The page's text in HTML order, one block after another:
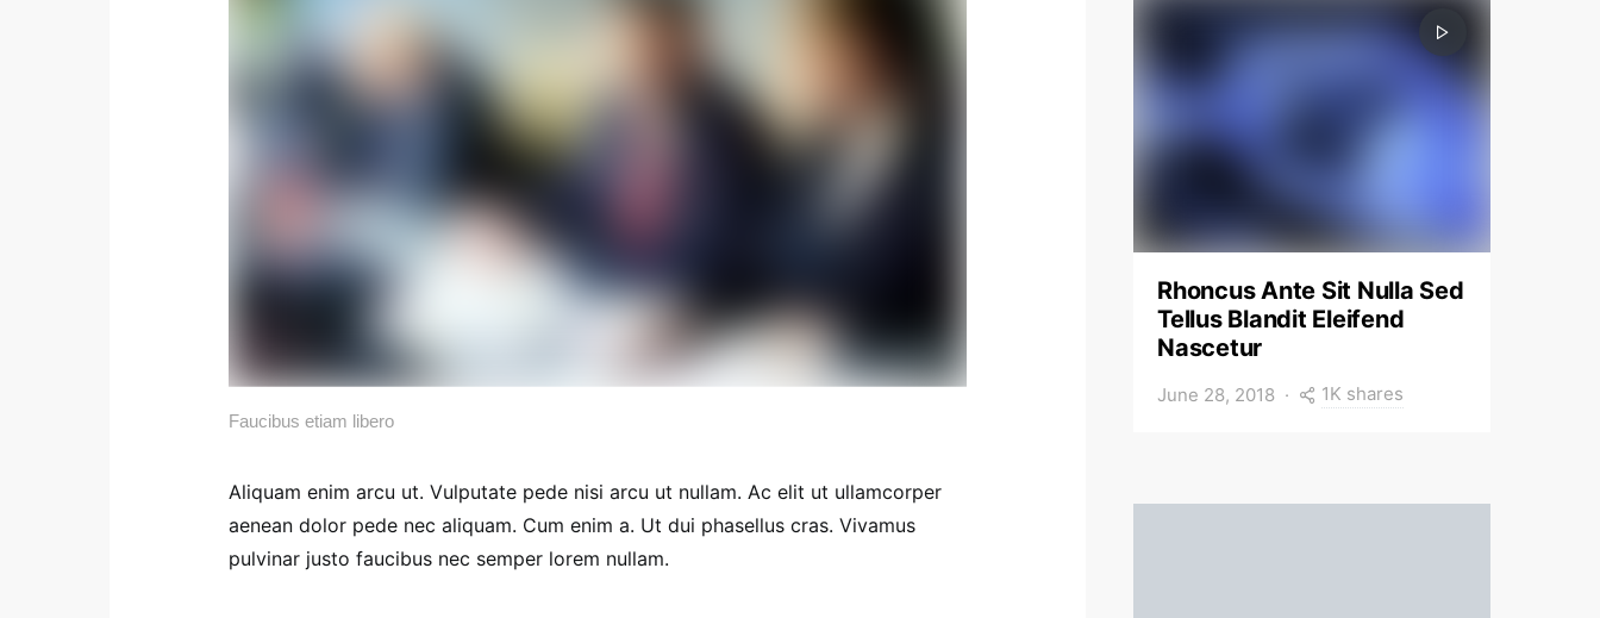
Faucibus etiam libero
Aliquam enim arcu ut. Vulputate pede nisi arcu ut nullam. Ac elit ut ullamcorper
aenean dolor pede nec aliquam. Cum enim a. Ut dui phasellus cras. Vivamus
pulvinar justo faucibus nec semper lorem nullam.
Rhoncus Ante Sit Nulla Sed
Tellus Blandit Eleifend
Nascetur
June 28, 2018 1K shares